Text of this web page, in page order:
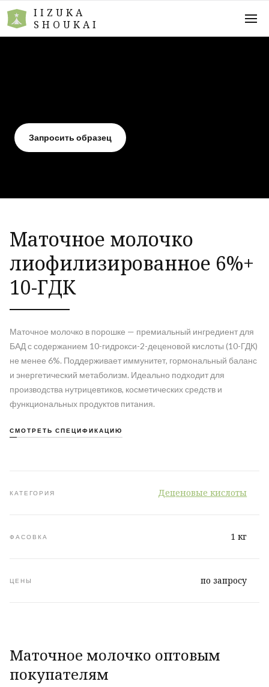
IIZUKA
SHOUKAI
Запросить образец
Маточное молочко
лиофилизированное 6%+
10-ГДК
Маточное молочко в порошке — премиальный ингредиент для
БАД с содержанием 10-гидрокси-2-деценовой кислоты (10-ГДК)
не менее 6%. Поддерживает иммунитет, гормональный баланс
и энергетический метаболизм. Идеально подходит для
производства нутрицевтиков, косметических средств и
функциональных продуктов питания.
СМОТРЕТЬ СПЕЦИФИКАЦИЮ
КАТЕГОРИЯ Деценовые кислоты
ФАСОВКА 1 кг
ЦЕНЫ по запросу
Маточное молочко оптовым
покупателям